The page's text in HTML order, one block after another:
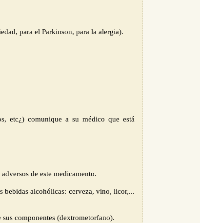
para el Parkinson, para la alergia).
etc¿) comunique a su médico que está
de este medicamento.
bebidas alcohólicas: cerveza, vino, licor,...
componentes (dextrometorfano).